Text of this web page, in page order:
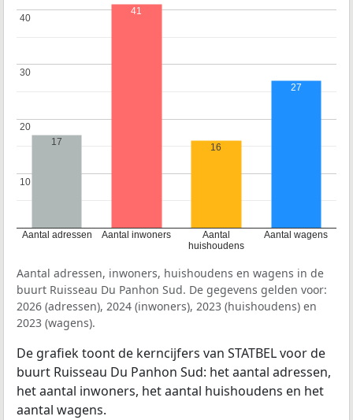
Aantal adressen Aantal inwoners
Aantal
huishoudens
Aantal wagens
10
10
20
20
30
30
40
40
17
41
16
27
Aantal adressen, inwoners, huishoudens en wagens in de
buurt Ruisseau Du Panhon Sud. De gegevens gelden voor:
2026 (adressen), 2024 (inwoners), 2023 (huishoudens) en
2023 (wagens).
De grafiek toont de kerncijfers van STATBEL voor de
buurt Ruisseau Du Panhon Sud: het aantal adressen,
het aantal inwoners, het aantal huishoudens en het
aantal wagens.